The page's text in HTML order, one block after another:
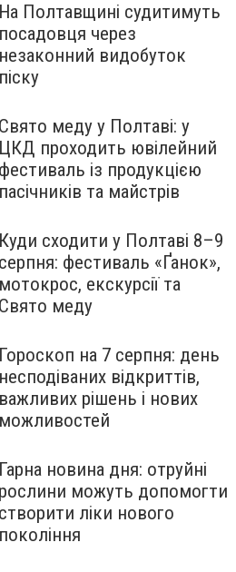
На Полтавщині судитимуть
посадовця через
незаконний видобуток
піску
Свято меду у Полтаві: у
ЦКД проходить ювілейний
фестиваль із продукцією
пасічників та майстрів
Куди сходити у Полтаві 8–9
серпня: фестиваль «Ґанок»,
мотокрос, екскурсії та
Свято меду
Гороскоп на 7 серпня: день
несподіваних відкриттів,
важливих рішень і нових
можливостей
Гарна новина дня: отруйні
рослини можуть допомогти
створити ліки нового
покоління